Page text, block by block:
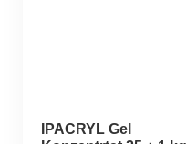
IPACRYL Gel